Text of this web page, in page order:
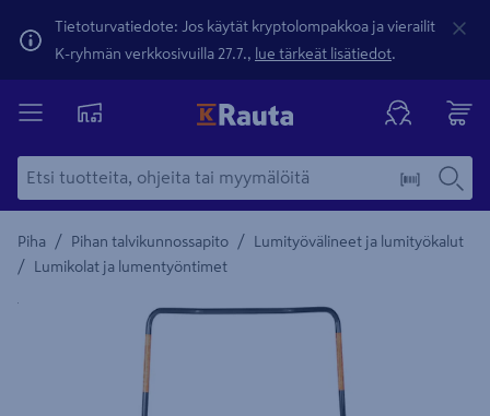
Tietoturvatiedote: Jos käytät kryptolompakkoa ja vierailit
K-ryhmän verkkosivuilla 27.7., lue tärkeät lisätiedot.
Piha / Pihan talvikunnossapito / Lumityövälineet ja lumityökalut
/ Lumikolat ja lumentyöntimet
Yksityiskohtainen kuvaus löytyy Tuotteen kuvaus -